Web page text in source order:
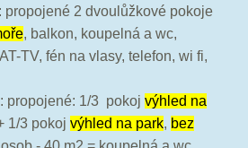
propojené 2 dvoulůžkové pokoje
, balkon, koupelná a wc,
TV, fén na vlasy, telefon, wi fi,
propojené: 1/3 pokoj výhled na
1/3 pokoj výhled na park, bez